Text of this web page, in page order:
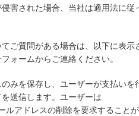
害された場合、当社は適用法に従
ご質問がある場合は、以下に表示
ォームからご連絡ください。
みを保存し、ユーザーが支払いを
送信します。ユーザーは
ルアドレスの削除を要求することが